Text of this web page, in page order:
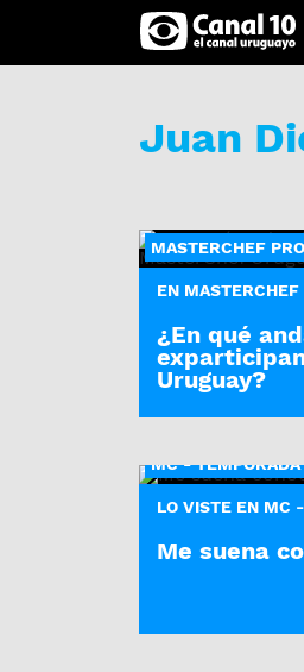
Juan
MASTERCHEF
EN MASTERCHEF
¿En qué
Uruguay?
MC - TEMPORADA
LO VISTE EN MC
Me suena